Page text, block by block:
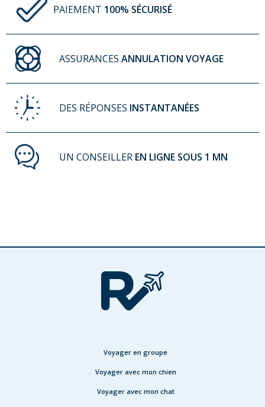
PAIEMENT 100% SÉCURISÉ
ASSURANCES ANNULATION VOYAGE
DES RÉPONSES INSTANTANÉES
UN CONSEILLER EN LIGNE SOUS 1 MN
Voyager en groupe
Voyager avec mon chien
Voyager avec mon chat